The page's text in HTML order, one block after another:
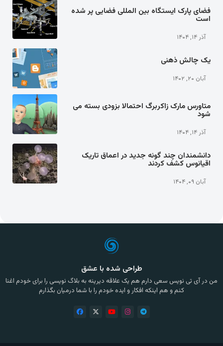
فضای پارک ایستگاه بین المللی فضایی پر شده
است
آذر ۱۴, ۱۴۰۴
یک چالش ذهنی
آبان ۲۰, ۱۴۰۲
متاورس مارک زاکربرگ احتمالا بزودی بسته می
شود
آذر ۱۴, ۱۴۰۴
دانشمندان چند گونه جدید در اعماق تاریک
اقیانوس کشف کردند
آبان ۰۹, ۱۴۰۴
طراحی شده با عشق
من در آی تی نویس سعی دارم هم یک علاقه دیرینه به بلاگ نویسی را برای خودم اغنا
کنم و هم اینکه افکار و ایده خودم را با شما درمیان بگذارم